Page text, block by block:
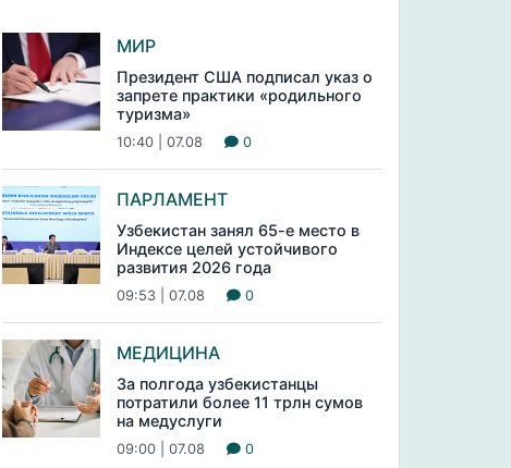
МИР
Президент США подписал указ о
запрете практики «родильного
туризма»
10:40 | 07.08 0
ПАРЛАМЕНТ
Узбекистан занял 65-е место в
Индексе целей устойчивого
развития 2026 года
09:53 | 07.08 0
МЕДИЦИНА
За полгода узбекистанцы
потратили более 11 трлн сумов
на медуслуги
09:00 | 07.08 0